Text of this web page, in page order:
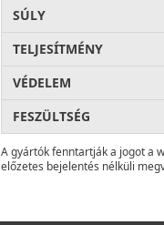
SÚLY
TELJESÍTMÉNY
VÉDELEM
FESZÜLTSÉG
A gyártók fenntartják a jogot a
előzetes bejelentés nélküli